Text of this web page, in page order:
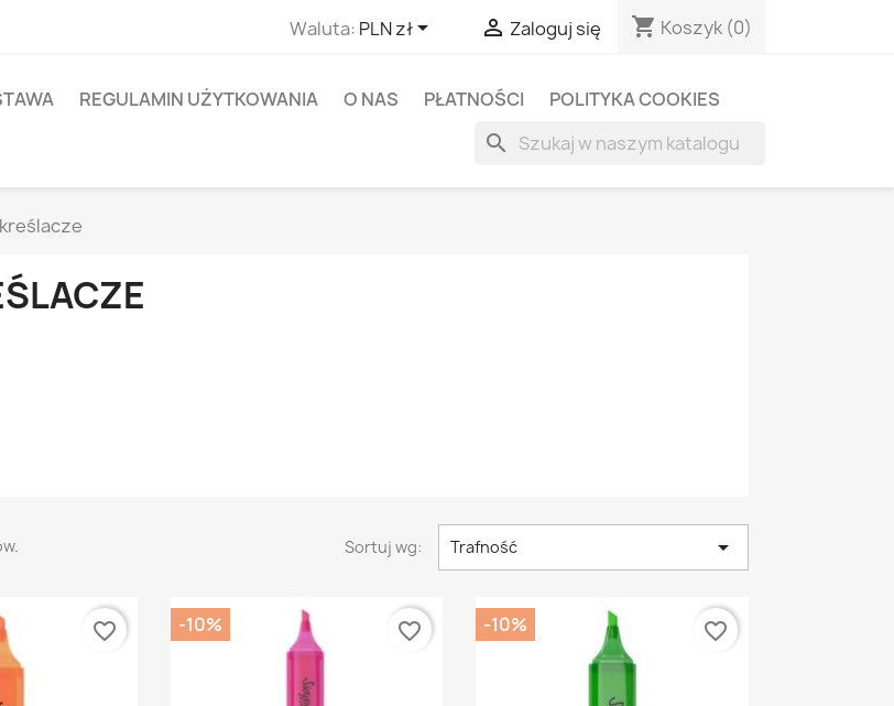
Waluta: PLN zł  Zaloguj się shopping_cart Koszyk (0)
REGULAMIN UŻYTKOWANIA O NAS PŁATNOŚCI POLITYKA COOKIES
search
Sortuj wg: Trafność 
favorite_border -10% favorite_border -10% favorite_border